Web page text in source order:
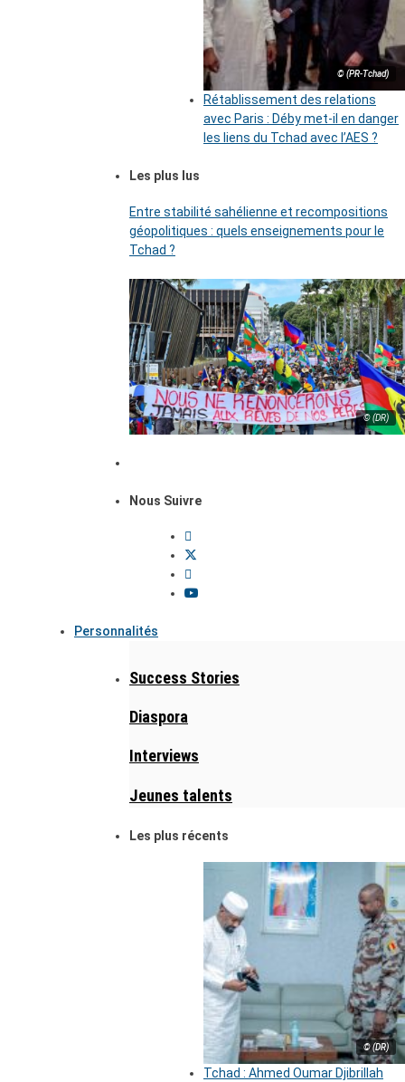
© (PR-Tchad)
Rétablissement des relations
avec Paris : Déby met-il en danger
les liens du Tchad avec l’AES ?
Les plus lus
Entre stabilité sahélienne et recompositions
géopolitiques : quels enseignements pour le
Tchad ?
© (DR)
Nous Suivre
Personnalités
Success Stories
Diaspora
Interviews
Jeunes talents
Les plus récents
© (DR)
Tchad : Ahmed Oumar Djibrillah